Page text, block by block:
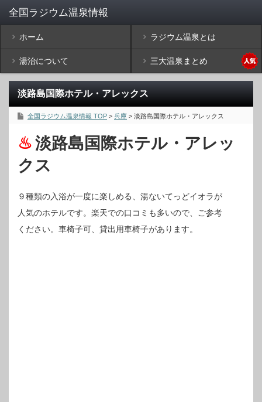
ホーム ラジウム温泉とは
湯治について 三大温泉まとめ
淡路島国際ホテル・アレックス
全国ラジウム温泉情報 TOP > 兵庫 > 淡路島国際ホテル・アレックス
淡路島国際ホテル・アレッ
クス
９種類の入浴が一度に楽しめる、湯ないてっどイオラが
人気のホテルです。楽天での口コミも多いので、ご参考
ください。車椅子可、貸出用車椅子があります。